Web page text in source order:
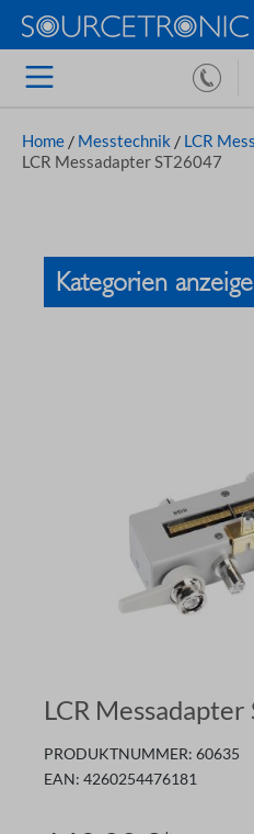
Home / Messtechnik / LCR
LCR Messadapter ST26047
Kategorien
LCR
PRODUKTNUMMER: 60635
EAN: 4260254476181